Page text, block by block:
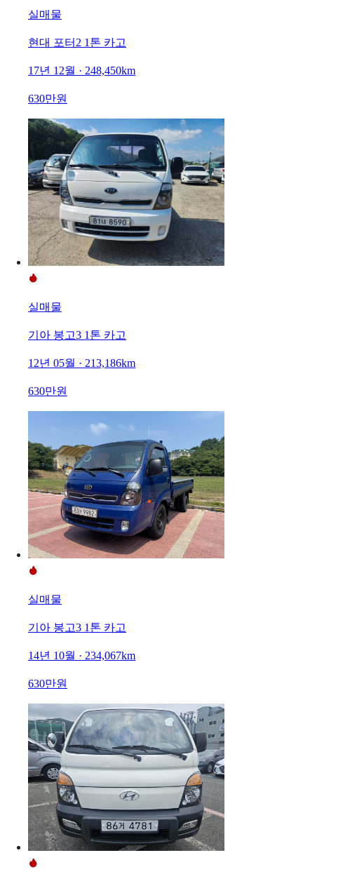
실매물
현대 포터2 1톤 카고
17년 12월 · 248,450km
630만원
실매물
기아 봉고3 1톤 카고
12년 05월 · 213,186km
630만원
실매물
기아 봉고3 1톤 카고
14년 10월 · 234,067km
630만원